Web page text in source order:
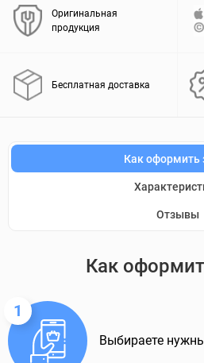
Оригинальная
продукция
Бесплатная доставка
Как оформить
Отзывы
Как
1
Выбираете